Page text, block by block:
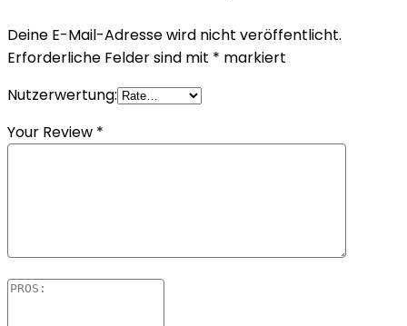
Deine E-Mail-Adresse wird nicht veröffentlicht.
Erforderliche Felder sind mit * markiert
Nutzerwertung:
Your Review *